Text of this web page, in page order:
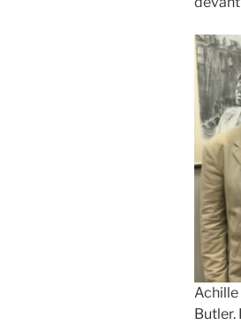
Butler.